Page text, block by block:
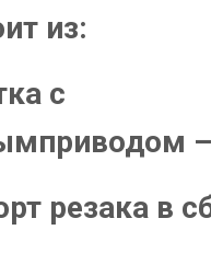
из:
с
резака в